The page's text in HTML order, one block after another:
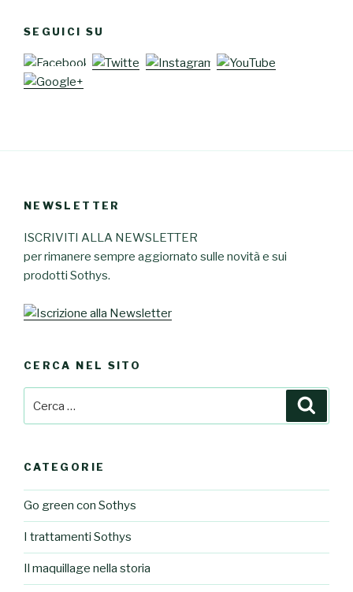
SEGUICI SU
NEWSLETTER
ISCRIVITI ALLA NEWSLETTER
per rimanere sempre aggiornato sulle novità e sui
prodotti Sothys.
CERCA NEL SITO
CATEGORIE
Go green con Sothys
I trattamenti Sothys
Il maquillage nella storia